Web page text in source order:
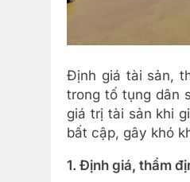
Định giá tài sản,
trong tố tụng dân
giá trị tài sản khi
bất cập, gây khó
1. Định giá, thẩm